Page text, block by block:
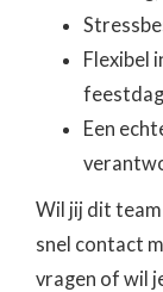
Flexibel
Een
Wil jij dit team
snel contact
vragen of wil